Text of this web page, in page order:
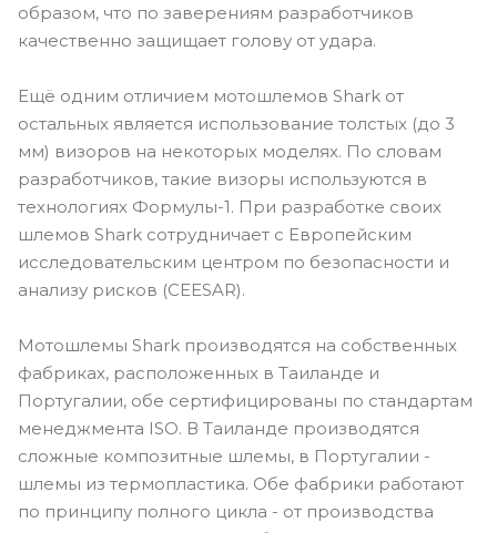
образом, что по заверениям разработчиков
качественно защищает голову от удара.
Ещё одним отличием мотошлемов Shark от
остальных является использование толстых (до 3
мм) визоров на некоторых моделях. По словам
разработчиков, такие визоры используются в
технологиях Формулы-1. При разработке своих
шлемов Shark сотрудничает с Европейским
исследовательским центром по безопасности и
анализу рисков (CEESAR).
Мотошлемы Shark производятся на собственных
фабриках, расположенных в Таиланде и
Португалии, обе сертифицированы по стандартам
менеджмента ISO. В Таиланде производятся
сложные композитные шлемы, в Португалии -
шлемы из термопластика. Обе фабрики работают
по принципу полного цикла - от производства